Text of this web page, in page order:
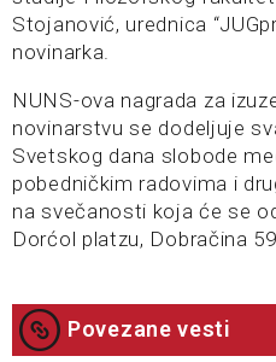
Stojanović, urednica
novinarka.
NUNS-ova nagrada za
novinarstvu se dodeljuje
Svetskog dana slobode
pobedničkim radovima i
na svečanosti koja će se
Dorćol platzu, Dobračina
Povezane vesti